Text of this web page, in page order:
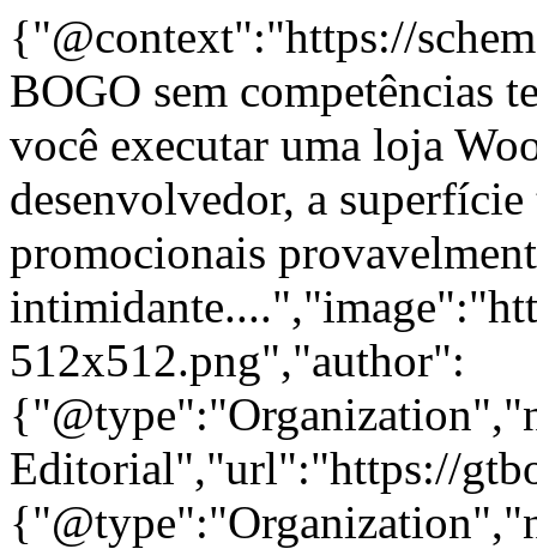
{"@context":"https://
BOGO sem competências
você executar uma loja
desenvolvedor, a
promocionais
512x512.png","author":
Editorial","url":"https://